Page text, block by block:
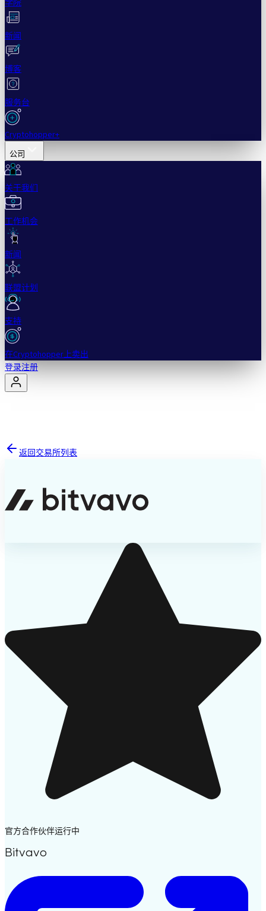
学院
新闻
博客
服务台
Cryptohopper+
公司
关于我们
工作机会
新闻
联盟计划
支持
在Cryptohopper上卖出
登录注册
返回交易所列表
官方合作伙伴运行中
Bitvavo